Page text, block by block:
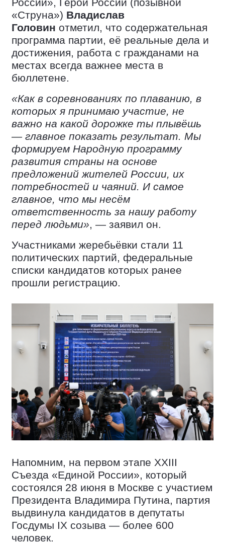
России», Герой России (позывной
«Струна») Владислав
Головин отметил, что содержательная
программа партии, её реальные дела и
достижения, работа с гражданами на
местах всегда важнее места в
бюллетене.
«Как в соревнованиях по плаванию, в
которых я принимаю участие, не
важно на какой дорожке ты плывёшь
— главное показать результат. Мы
формируем Народную программу
развития страны на основе
предложений жителей России, их
потребностей и чаяний. И самое
главное, что мы несём
ответственность за нашу работу
перед людьми», — заявил он.
Участниками жеребьёвки стали 11
политических партий, федеральные
списки кандидатов которых ранее
прошли регистрацию.
Напомним, на первом этапе XXIII
Съезда «Единой России», который
состоялся 28 июня в Москве с участием
Президента Владимира Путина, партия
выдвинула кандидатов в депутаты
Госдумы IX созыва — более 600
человек.